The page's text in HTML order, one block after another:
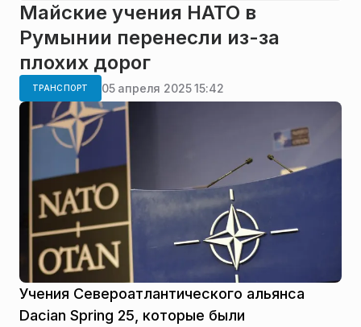
Майские учения НАТО в
Румынии перенесли из-за
плохих дорог
ТРАНСПОРТ 05 апреля 2025 15:42
Учения Североатлантического альянса
Dacian Spring 25, которые были